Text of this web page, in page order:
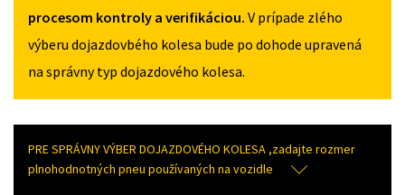
procesom kontroly a verifikáciou. V prípade zlého
výberu dojazdovbého kolesa bude po dohode upravená
na správny typ dojazdového kolesa.
PRE SPRÁVNY VÝBER DOJAZDOVÉHO KOLESA ,zadajte rozmer
plnohodnotných pneu používaných na vozidle